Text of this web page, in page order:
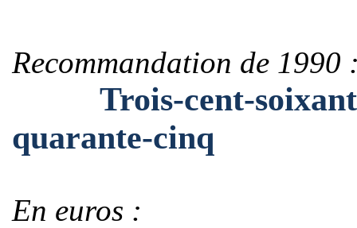
Recommandation de 1990
Trois-cent-
quarante-cinq
En euros :